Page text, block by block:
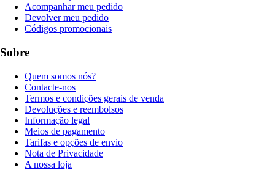
Acompanhar meu pedido
Devolver meu pedido
Códigos promocionais
Sobre
Quem somos nós?
Contacte-nos
Termos e condições gerais de venda
Devoluções e reembolsos
Informação legal
Meios de pagamento
Tarifas e opções de envio
Nota de Privacidade
A nossa loja